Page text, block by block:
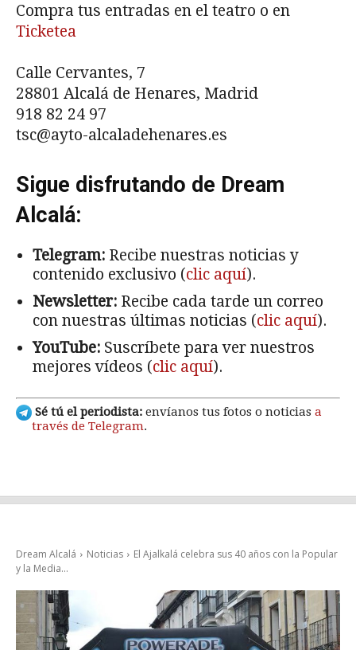
Compra tus entradas en el teatro o en
Ticketea
Calle Cervantes, 7
28801 Alcalá de Henares, Madrid
918 82 24 97
tsc@ayto-alcaladehenares.es
Sigue disfrutando de Dream
Alcalá:
Telegram: Recibe nuestras noticias y
contenido exclusivo (clic aquí).
Newsletter: Recibe cada tarde un correo
con nuestras últimas noticias (clic aquí).
YouTube: Suscríbete para ver nuestros
mejores vídeos (clic aquí).
Sé tú el periodista: envíanos tus fotos o noticias a
través de Telegram.